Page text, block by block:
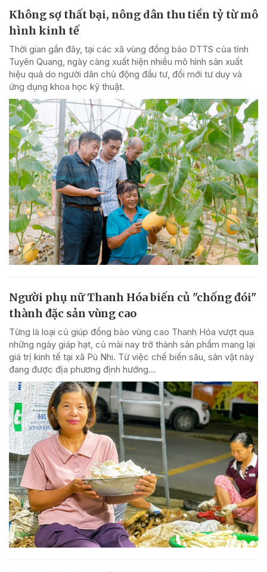
Không sợ thất bại, nông dân thu tiền tỷ từ mô
hình kinh tế
Thời gian gần đây, tại các xã vùng đồng bào DTTS của tỉnh
Tuyên Quang, ngày càng xuất hiện nhiều mô hình sản xuất
hiệu quả do người dân chủ động đầu tư, đổi mới tư duy và
ứng dụng khoa học kỹ thuật.
Người phụ nữ Thanh Hóa biến củ "chống đói"
thành đặc sản vùng cao
Từng là loại củ giúp đồng bào vùng cao Thanh Hóa vượt qua
những ngày giáp hạt, củ mài nay trở thành sản phẩm mang lại
giá trị kinh tế tại xã Pù Nhi. Từ việc chế biến sâu, sản vật này
đang được địa phương định hướng...